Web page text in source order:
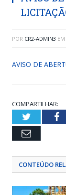
POR CR2-ADMIN3 EM
AVISO DE
COMPARTILHAR:
Twitter
Email
CONTEÚDO